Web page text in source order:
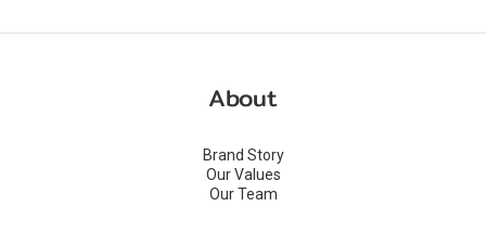
About
Brand Story
Our Values
Our Team